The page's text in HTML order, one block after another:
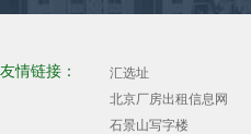
友情链接： 汇选址
北京厂房出租信息网
石景山写字楼